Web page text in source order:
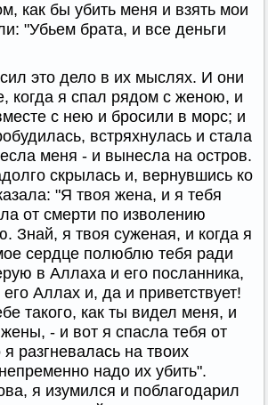
как бы убить меня и взять мои
"Убьем брата, и все деньги
это дело в их мыслях. И они
когда я спал рядом с женою, и
с нею и бросили в морс; и
встряхнулась и стала
меня - и вынесла на остров.
скрылась и, вернувшись ко
"Я твоя жена, и я тебя
от смерти по изволению
Знай, я твоя суженая, и когда я
сердце полюблю тебя ради
в Аллаха и его посланника,
Аллах и, да и приветствует!
такого, как ты видел меня, и
- и вот я спасла тебя от
разгневалась на твоих
надо их убить".
я изумился и поблагодарил